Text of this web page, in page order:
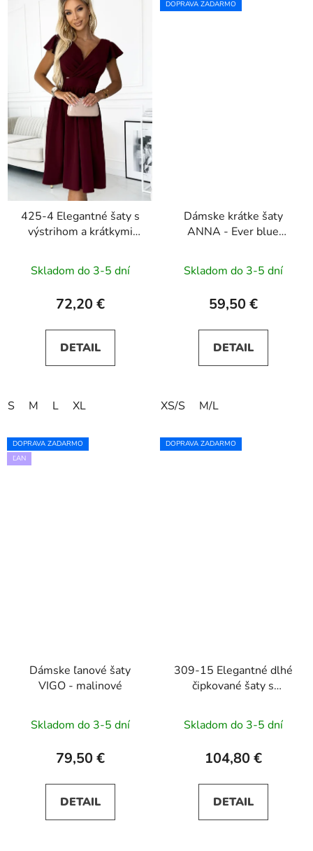
425-4 Elegantné šaty s
výstrihom a krátkymi
bordové
Skladom do 3-5 dní
72,20 €
DETAIL
S M L XL
DOPRAVA ZADARMO
Dámske krátke šaty
ANNA - Ever blue
Skladom do 3-5 dní
59,50 €
DETAIL
XS/S M/L
DOPRAVA ZADARMO
ĽAN
Dámske ľanové šaty
VIGO - malinové
Skladom do 3-5 dní
79,50 €
DETAIL
DOPRAVA ZADARMO
309-15 Elegantné dlhé
čipkované šaty s
svetlomodré
Skladom do 3-5 dní
104,80 €
DETAIL